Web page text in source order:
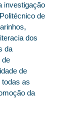
investigação
de
dos
da
de
de
todas as
da